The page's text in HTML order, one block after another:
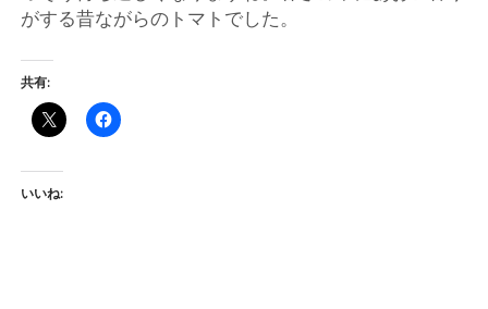
がする昔ながらのトマトでした。
共有:
いいね: